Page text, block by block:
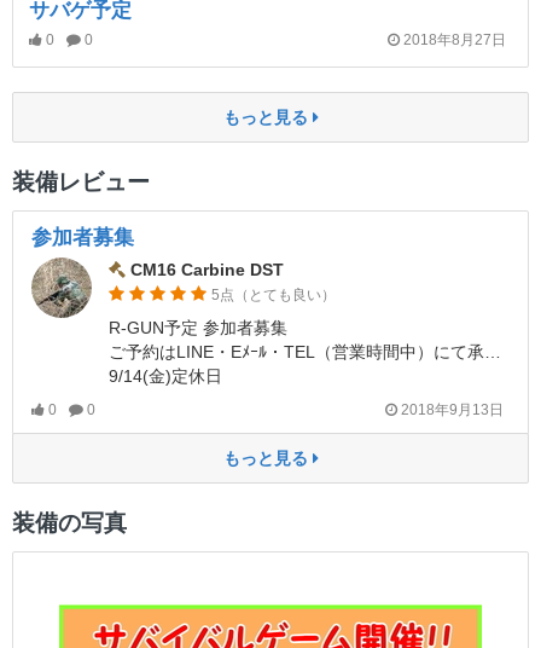
サバゲ予定
0 0 2018年8月27日
もっと見る
装備レビュー
参加者募集
CM16 Carbine DST
5点（とても良い）
R-GUN予定 参加者募集
ご予約はLINE・Eﾒｰﾙ・TEL（営業時間中）にて承ります
9/14(金)定休日
0 0 2018年9月13日
もっと見る
装備の写真